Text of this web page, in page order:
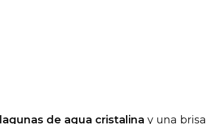
lagunas de agua cristalina y una